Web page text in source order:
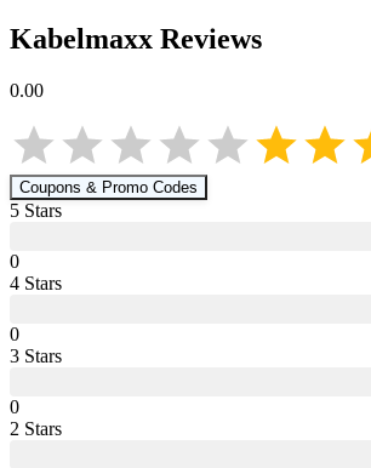
Kabelmaxx Reviews
0.00
Coupons & Promo Codes
5 Stars
0
4 Stars
0
3 Stars
0
2 Stars